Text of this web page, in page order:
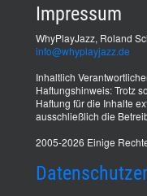
Impressum
WhyPlayJazz, Roland
info@whyplayjazz.de
Inhaltlich
Haftungshinweis: Trotz
Haftung für die Inhalte
ausschließlich die
2005-2026 Einige